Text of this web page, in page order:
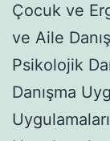
Çocuk ve
ve Aile
Psikolojik
Danışma